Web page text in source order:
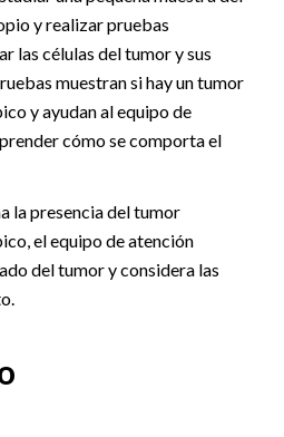
y realizar pruebas
las células del tumor y sus
muestran si hay un tumor
y ayudan al equipo de
cómo se comporta el
la presencia del tumor
el equipo de atención
del tumor y considera las